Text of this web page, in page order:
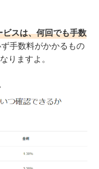
スは、何回でも手数
手数料がかかるもの
なりますよ。